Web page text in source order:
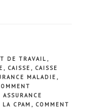
DE TRAVAIL ,
, CAISSE , CAISSE
MALADIE ,
CPAM , COMMENT